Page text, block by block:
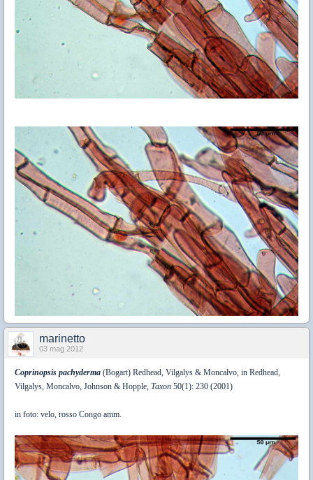
marinetto
03 mag 2012
Coprinopsis pachyderma (Bogart) Redhead, Vilgalys & Moncalvo, in Redhead,
Vilgalys, Moncalvo, Johnson & Hopple, Taxon 50(1): 230 (2001)
in foto: velo, rosso Congo amm.